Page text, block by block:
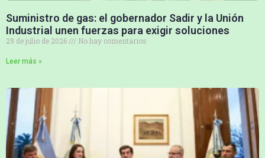
Suministro de gas: el gobernador Sadir y la Unión
Industrial unen fuerzas para exigir soluciones
29 de julio de 2026 No hay comentarios
Leer más »